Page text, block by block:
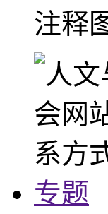
注释
专题